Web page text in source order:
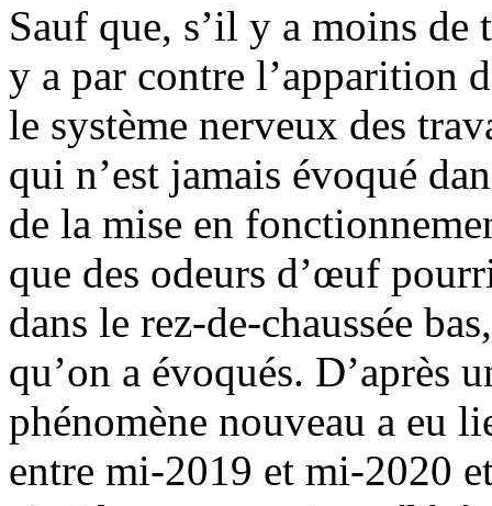
Sauf que, s’il y a moins
y a par contre l’apparition
le système nerveux des
qui n’est jamais évoqué
de la mise en
que des odeurs d’œuf
dans le rez-de-chaussée
qu’on a évoqués. D’après
phénomène nouveau a eu
entre mi-2019 et mi-2020